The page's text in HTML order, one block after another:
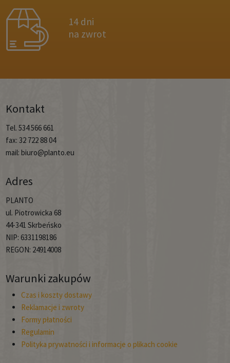
14 dni
na zwrot
Kontakt
Tel. 534 566 661
fax: 32 722 88 04
mail: biuro@planto.eu
Adres
PLANTO
ul. Piotrowicka 68
44-341 Skrbeńsko
NIP: 6331198186
REGON: 24914008
Warunki zakupów
Czas i koszty dostawy
Reklamacje i zwroty
Formy płatności
Regulamin
Polityka prywatności i informacje o plikach cookie